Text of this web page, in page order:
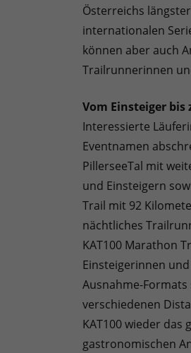
Österreichs
internationalen
können aber auch
Trailrunnerinnen
Vom Einsteiger
Interessierte
Eventnamen
PillerseeTal mit
und Einsteigern
Trail mit 92
nächtliches
KAT100 Marathon
Einsteigerinnen
Ausnahme-
verschiedenen
KAT100 wieder
gastronomischen